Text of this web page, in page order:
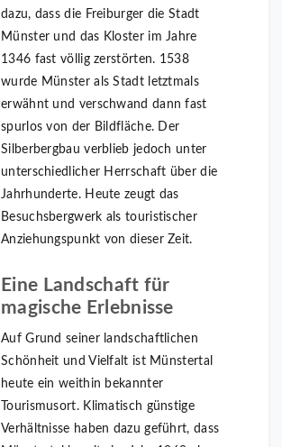
dazu, dass die Freiburger die Stadt
Münster und das Kloster im Jahre
1346 fast völlig zerstörten. 1538
wurde Münster als Stadt letztmals
erwähnt und verschwand dann fast
spurlos von der Bildfläche. Der
Silberbergbau verblieb jedoch unter
unterschiedlicher Herrschaft über die
Jahrhunderte. Heute zeugt das
Besuchsbergwerk als touristischer
Anziehungspunkt von dieser Zeit.
Eine Landschaft für
magische Erlebnisse
Auf Grund seiner landschaftlichen
Schönheit und Vielfalt ist Münstertal
heute ein weithin bekannter
Tourismusort. Klimatisch günstige
Verhältnisse haben dazu geführt, dass